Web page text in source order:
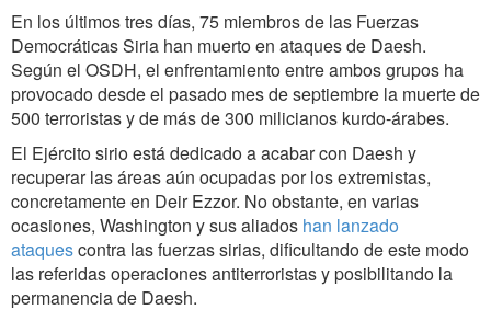
En los últimos tres días, 75 miembros de las Fuerzas
Democráticas Siria han muerto en ataques de Daesh.
Según el OSDH, el enfrentamiento entre ambos grupos ha
provocado desde el pasado mes de septiembre la muerte de
500 terroristas y de más de 300 milicianos kurdo-árabes.
El Ejército sirio está dedicado a acabar con Daesh y
recuperar las áreas aún ocupadas por los extremistas,
concretamente en Deir Ezzor. No obstante, en varias
ocasiones, Washington y sus aliados han lanzado
ataquescontra las fuerzas sirias, dificultando de este modo
las referidas operaciones antiterroristas y posibilitando la
permanencia de Daesh.